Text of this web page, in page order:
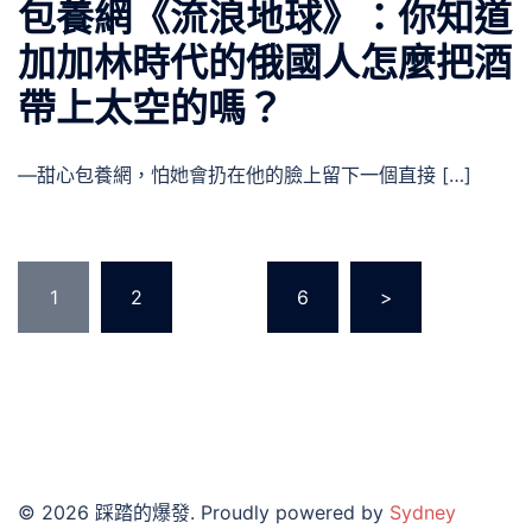
包養網《流浪地球》：你知道
加加林時代的俄國人怎麼把酒
帶上太空的嗎？
—甜心包養網，怕她會扔在他的臉上留下一個直接 […]
分
1 2 6 >
© 2026 踩踏的爆發. Proudly powered by Sydney